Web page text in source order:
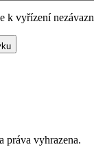
k vyřízení
práva vyhrazena.